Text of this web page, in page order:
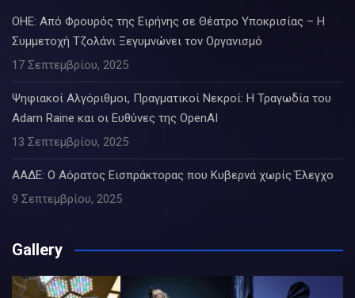
ΟΗΕ: Από Φρουρός της Ειρήνης σε Θέατρο Υποκρισίας – Η
Συμμετοχή Τζολάνι Ξεγυμνώνει τον Οργανισμό
17 Σεπτεμβρίου, 2025
Ψηφιακοί Αλγόριθμοι, Πραγματικοί Νεκροί: Η Τραγωδία του
Adam Raine και οι Ευθύνες της OpenAI
13 Σεπτεμβρίου, 2025
ΑΑΔΕ: Ο Αόρατος Εισπράκτορας που Κυβερνά χωρίς Έλεγχο
9 Σεπτεμβρίου, 2025
Gallery